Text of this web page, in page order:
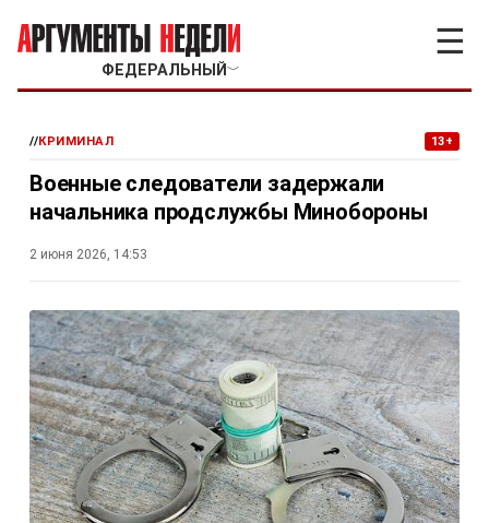
ФЕДЕРАЛЬНЫЙ ﹀
☰
//КРИМИНАЛ 13+
Военные следователи задержали
начальника продслужбы Минобороны
2 июня 2026, 14:53